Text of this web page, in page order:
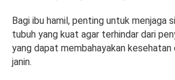
Bagi ibu hamil, penting untuk menjaga
tubuh yang kuat agar terhindar dari
yang dapat membahayakan kesehatan
janin.